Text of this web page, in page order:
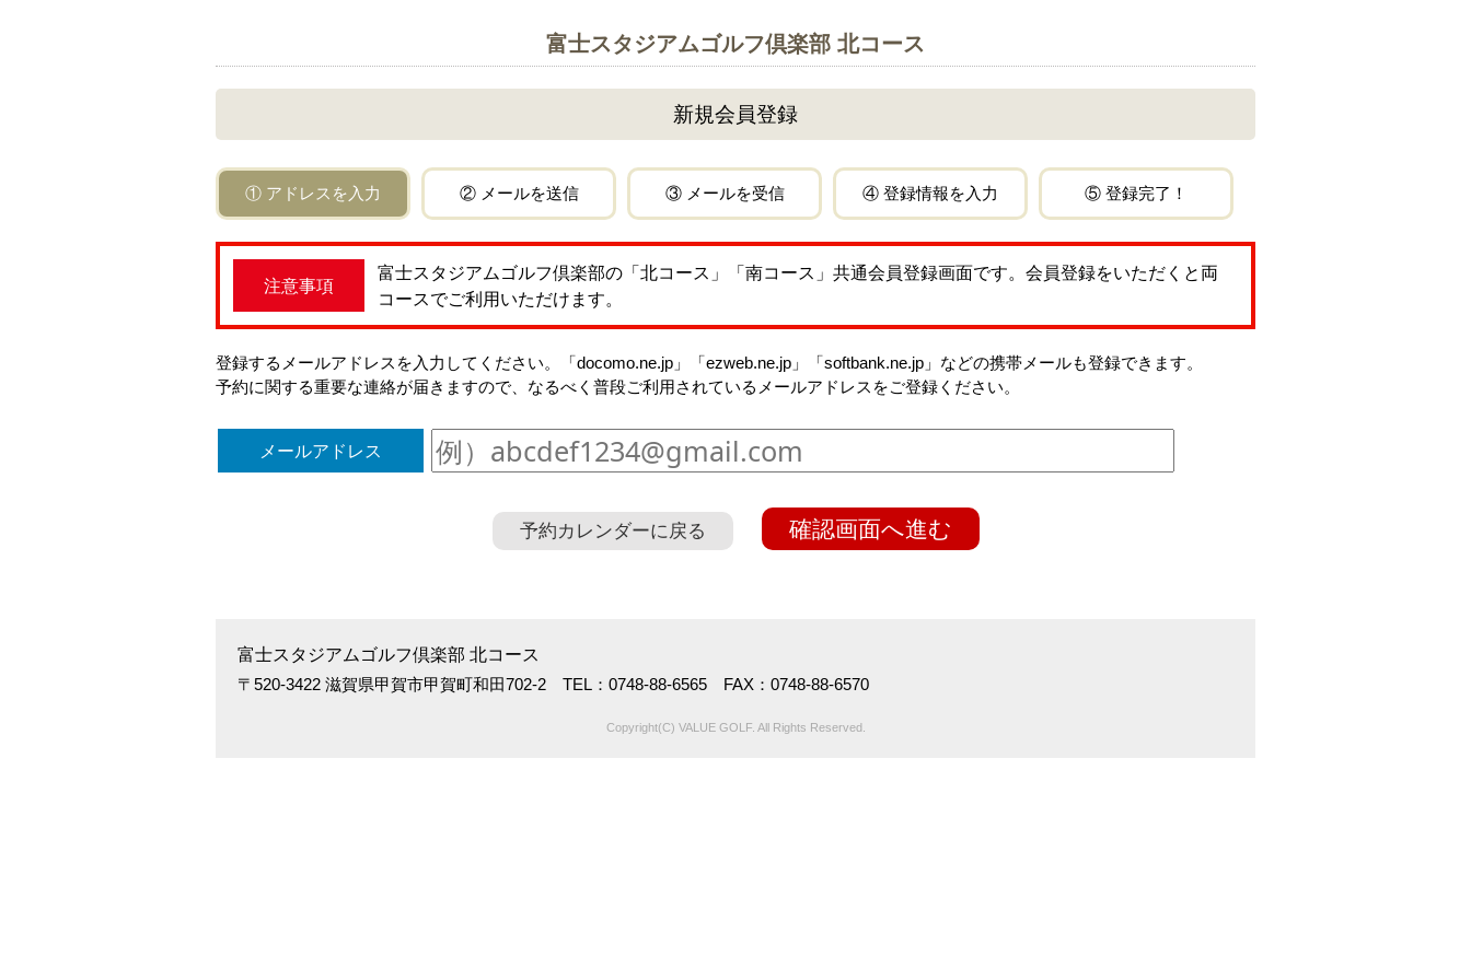
富士スタジアムゴルフ倶楽部 北コース
新規会員登録
① アドレスを入力 ② メールを送信 ③ メールを受信 ④ 登録情報を入力 ⑤ 登録完了！
注意事項
富士スタジアムゴルフ倶楽部の 「北コース」「南コース」 共通会員登録画面です。会員登録をいただくと両
コースでご利用いただけます。
登録するメールアドレスを入力してください。「docomo.ne.jp」「ezweb.ne.jp」「softbank.ne.jp」などの携帯メールも登録できます。
予約に関する重要な連絡が届きますので、なるべく普段ご利用されているメールアドレスをご登録ください。
メールアドレス
予約カレンダーに戻る 確認画面へ進む
富士スタジアムゴルフ倶楽部 北コース
〒520-3422 滋賀県甲賀市甲賀町和田702-2 TEL：0748-88-6565 FAX：0748-88-6570
Copyright(C) VALUE GOLF. All Rights Reserved.